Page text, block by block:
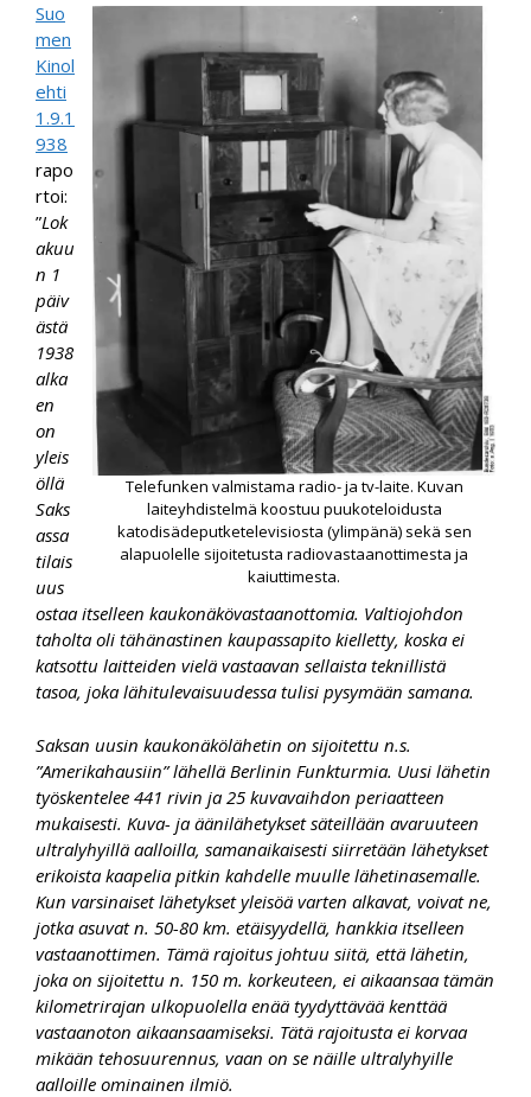
Telefunken valmistama radio- ja tv-laite. Kuvan
laiteyhdistelmä koostuu puukoteloidusta
katodisädeputketelevisiosta (ylimpänä) sekä sen
alapuolelle sijoitetusta radiovastaanottimesta ja
kaiuttimesta.
Suo
men
Kinol
ehti
1.9.1
938
rapo
rtoi:
”Lok
akuu
n 1
päiv
ästä
1938
alka
en
on
yleis
öllä
Saks
assa
tilais
uus
ostaa itselleen kaukonäkövastaanottomia. Valtiojohdon
taholta oli tähänastinen kaupassapito kielletty, koska ei
katsottu laitteiden vielä vastaavan sellaista teknillistä
tasoa, joka lähitulevaisuudessa tulisi pysymään samana.
Saksan uusin kaukonäkölähetin on sijoitettu n.s.
”Amerikahausiin” lähellä Berlinin Funkturmia. Uusi lähetin
työskentelee 441 rivin ja 25 kuvavaihdon periaatteen
mukaisesti. Kuva- ja äänilähetykset säteillään avaruuteen
ultralyhyillä aalloilla, samanaikaisesti siirretään lähetykset
erikoista kaapelia pitkin kahdelle muulle lähetinasemalle.
Kun varsinaiset lähetykset yleisöä varten alkavat, voivat ne,
jotka asuvat n. 50-80 km. etäisyydellä, hankkia itselleen
vastaanottimen. Tämä rajoitus johtuu siitä, että lähetin,
joka on sijoitettu n. 150 m. korkeuteen, ei aikaansaa tämän
kilometrirajan ulkopuolella enää tyydyttävää kenttää
vastaanoton aikaansaamiseksi. Tätä rajoitusta ei korvaa
mikään tehosuurennus, vaan on se näille ultralyhyille
aalloille ominainen ilmiö.